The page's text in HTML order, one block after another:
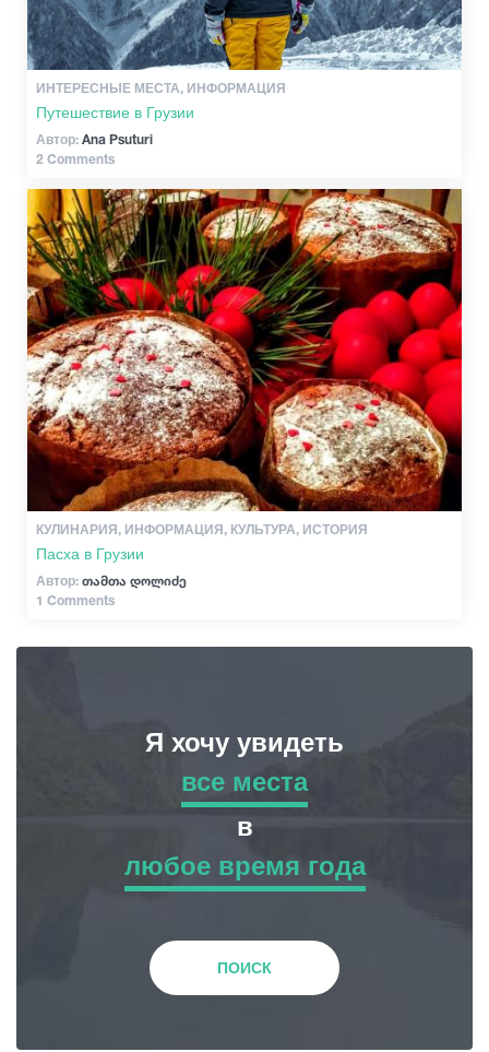
ИНТЕРЕСНЫЕ МЕСТА, ИНФОРМАЦИЯ
Путешествие в Грузии
Автор: Ana Psuturi
2 Comments
КУЛИНАРИЯ, ИНФОРМАЦИЯ, КУЛЬТУРА, ИСТОРИЯ
Пасха в Грузии
Автор: თამთა დოლიძე
1 Comments
Я хочу увидеть
все места
все места
в
любое время года
любое время года
ПОИСК